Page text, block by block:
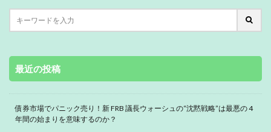
最近の投稿
債券市場でパニック売り！新 FRB 議長ウォーシュの“沈黙戦略”は最悪の 4
年間の始まりを意味するのか？